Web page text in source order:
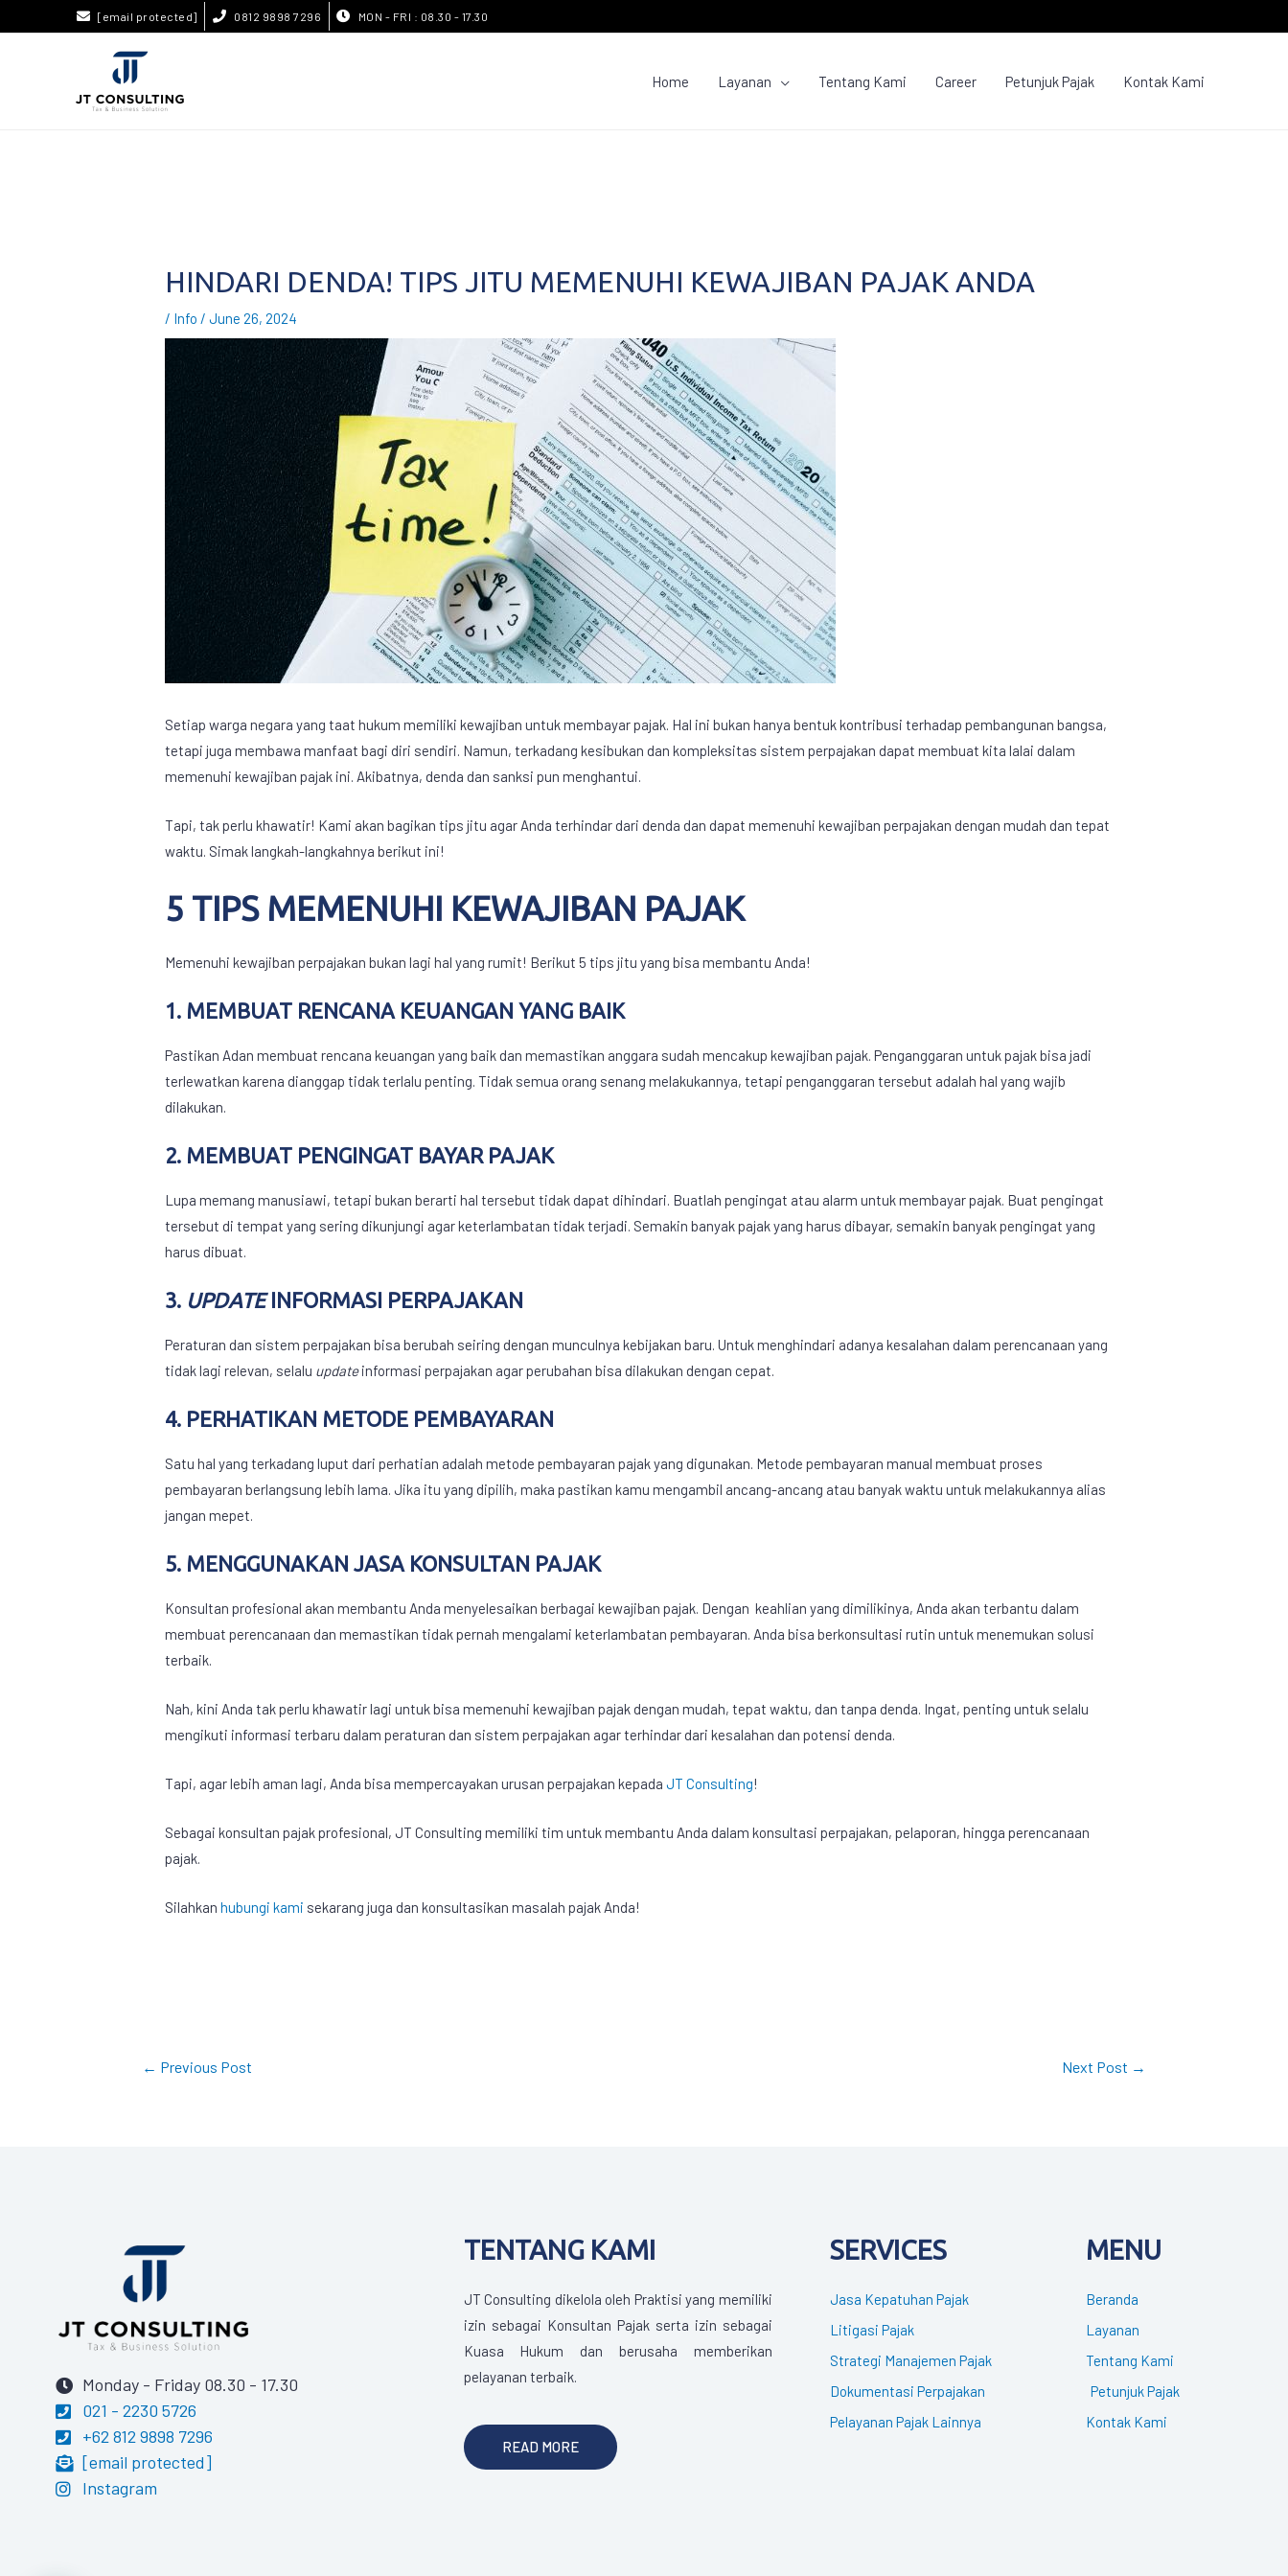
[email protected] 0812 9898 7296 MON - FRI : 08.30 - 17.30
Home Layanan Tentang Kami Career Petunjuk Pajak Kontak Kami
HINDARI DENDA! TIPS JITU MEMENUHI KEWAJIBAN PAJAK ANDA
/ Info /June 26, 2024
Setiap warga negara yang taat hukum memiliki kewajiban untuk membayar pajak. Hal ini bukan hanya bentuk kontribusi terhadap pembangunan bangsa,
tetapi juga membawa manfaat bagi diri sendiri. Namun, terkadang kesibukan dan kompleksitas sistem perpajakan dapat membuat kita lalai dalam
memenuhikewajiban pajak ini. Akibatnya, denda dan sanksi pun menghantui.
Tapi, tak perlu khawatir! Kami akan bagikan tips jitu agar Anda terhindar dari denda dan dapat memenuhi kewajiban perpajakan dengan mudah dan tepat
waktu. Simak langkah-langkahnya berikut ini!
5 TIPS MEMENUHI KEWAJIBAN PAJAK
Memenuhi kewajiban perpajakan bukan lagi hal yang rumit! Berikut 5 tips jitu yang bisa membantu Anda!
1. MEMBUAT RENCANA KEUANGAN YANG BAIK
Pastikan Adan membuat rencana keuangan yang baik dan memastikan anggara sudah mencakupkewajiban pajak. Penganggaran untuk pajak bisa jadi
terlewatkan karena dianggap tidak terlalu penting. Tidak semua orang senang melakukannya, tetapi penganggaran tersebut adalah hal yang wajib
dilakukan.
2. MEMBUAT PENGINGAT BAYAR PAJAK
Lupa memang manusiawi, tetapi bukan berarti hal tersebut tidak dapat dihindari. Buatlah pengingat atau alarm untuk membayar pajak. Buat pengingat
tersebut di tempat yang sering dikunjungi agar keterlambatan tidak terjadi. Semakin banyak pajak yang harus dibayar, semakin banyak pengingat yang
harus dibuat.
3. UPDATEINFORMASI PERPAJAKAN
Peraturan dan sistem perpajakan bisa berubah seiring dengan munculnya kebijakan baru. Untuk menghindari adanya kesalahan dalam perencanaan yang
tidak lagi relevan, selalu updateinformasi perpajakan agar perubahan bisa dilakukan dengan cepat.
4. PERHATIKAN METODE PEMBAYARAN
Satu hal yang terkadang luput dari perhatian adalah metode pembayaran pajak yang digunakan. Metode pembayaran manual membuat proses
pembayaran berlangsung lebih lama. Jika itu yang dipilih, maka pastikan kamu mengambil ancang-ancang atau banyak waktu untuk melakukannya alias
jangan mepet.
5. MENGGUNAKAN JASA KONSULTAN PAJAK
Konsultan profesional akan membantu Anda menyelesaikan berbagaikewajiban pajak. Dengan keahlian yang dimilikinya, Anda akan terbantu dalam
membuat perencanaan dan memastikan tidak pernah mengalami keterlambatan pembayaran. Anda bisa berkonsultasi rutin untuk menemukan solusi
terbaik.
Nah, kini Anda tak perlu khawatir lagi untuk bisa memenuhikewajiban pajak dengan mudah, tepat waktu, dan tanpa denda. Ingat, penting untuk selalu
mengikuti informasi terbaru dalam peraturan dan sistem perpajakan agar terhindar dari kesalahan dan potensi denda.
Tapi, agar lebih aman lagi, Anda bisa mempercayakan urusan perpajakan kepadaJT Consulting!
Sebagai konsultan pajak profesional, JT Consulting memiliki tim untuk membantu Anda dalam konsultasi perpajakan, pelaporan, hingga perencanaan
pajak.
Silahkanhubungi kami sekarang juga dan konsultasikan masalah pajak Anda!
← Previous Post Next Post →
Monday - Friday 08.30 - 17.30
021 - 2230 5726
+62 812 9898 7296
[email protected]
Instagram
TENTANG KAMI
JT Consulting dikelola oleh Praktisi yang memiliki
izin sebagai Konsultan Pajak serta izin sebagai
Kuasa Hukum dan berusaha memberikan
pelayanan terbaik.
READ MORE
SERVICES
Jasa Kepatuhan Pajak
Litigasi Pajak
Strategi Manajemen Pajak
Dokumentasi Perpajakan
Pelayanan Pajak Lainnya
MENU
Beranda
Layanan
Tentang Kami
Petunjuk Pajak
Kontak Kami